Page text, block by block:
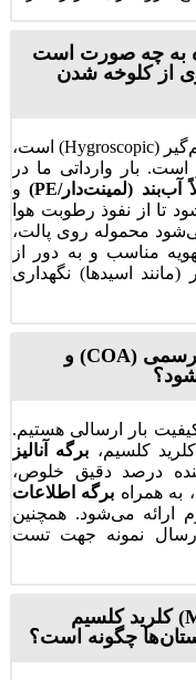
به چه صورت است
از کلوخه شدن
از آنجا که کلرید کلسیم ماده‌ای به‌شدت نم‌گیر (Hygroscopic) است،
بار وارداتی ما در
و
از نفوذ رطوبت هوا
محموله روی پالت،
مناسب و به دور از
اسیدها) نگهداری
۳. آیا مستندات فنی مانند آنالیز رسمی (COA) و
بار ارسالی هستیم.
کلسیم،برگه آنالیز
درصد دقیق خلوص،
همراهبرگه اطلاعات
ارائه می‌شود. همچنین
نمونه جهت تست
۴. حداقل مقدار سفارش (MOQ) کلرید کلسیم
چگونه است؟